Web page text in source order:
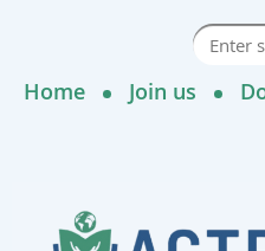
Home Join us